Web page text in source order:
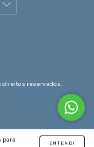
para
ENTENDI
direitos reservados.